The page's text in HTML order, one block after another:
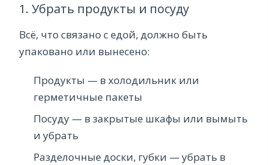
1. Убрать продукты и посуду
Всё, что связано с едой, должно быть
упаковано или вынесено:
Продукты — в холодильник или
герметичные пакеты
Посуду — в закрытые шкафы или вымыть
и убрать
Разделочные доски, губки — убрать в